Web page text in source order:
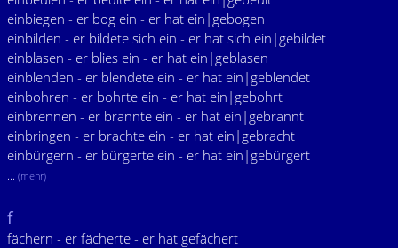
einbiegen - er bog ein - er hat ein|gebogen
einbilden - er bildete sich ein - er hat sich ein|gebildet
einblasen - er blies ein - er hat ein|geblasen
einblenden - er blendete ein - er hat ein|geblendet
einbohren - er bohrte ein - er hat ein|gebohrt
einbrennen - er brannte ein - er hat ein|gebrannt
einbringen - er brachte ein - er hat ein|gebracht
einbürgern - er bürgerte ein - er hat ein|gebürgert
... (mehr)
f
fächern - er fächerte - er hat gefächert